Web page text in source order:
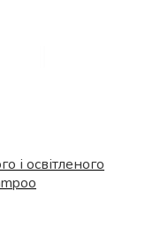
і освітленого